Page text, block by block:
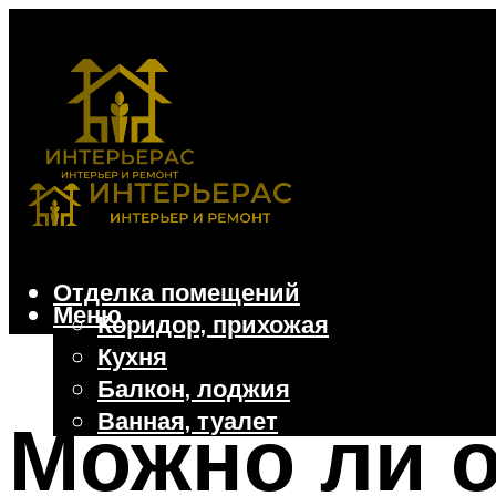
Отделка помещений
Коридор, прихожая
Кухня
Балкон, лоджия
Ванная, туалет
Дачные и частные дома
Отделочные материалы
Меню
Можно ли